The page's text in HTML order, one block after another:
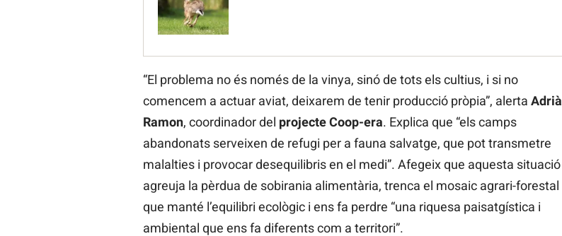
“El problema no és només de la vinya, sinó de tots els cultius, i si no
comencem a actuar aviat, deixarem de tenir producció pròpia”, alerta Adrià
Ramon, coordinador del projecte Coop-era. Explica que “els camps
abandonats serveixen de refugi per a fauna salvatge, que pot transmetre
malalties i provocar desequilibris en el medi”. Afegeix que aquesta situació
agreuja la pèrdua de sobirania alimentària, trenca el mosaic agrari-forestal
que manté l’equilibri ecològic i ens fa perdre “una riquesa paisatgística i
ambiental que ens fa diferents com a territori”.